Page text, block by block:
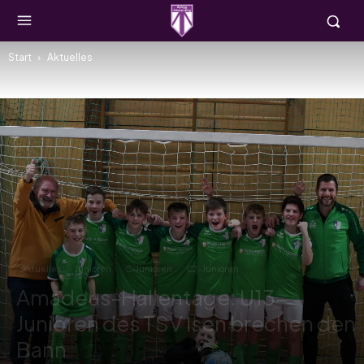
Start Aktuelles
Aktuelles Junioren C-Junioren C2-Junioren
Amadeus-Hallentage: U13-
Junioren des TSV Isen brechen den
Bann